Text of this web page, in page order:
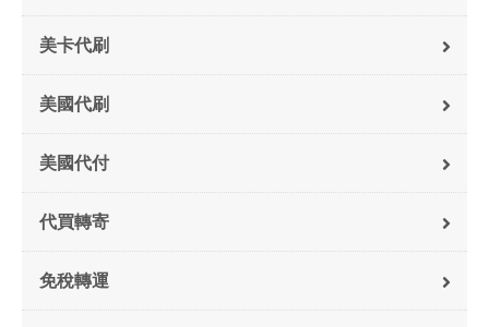
美卡代刷
美國代刷
美國代付
代買轉寄
免稅轉運